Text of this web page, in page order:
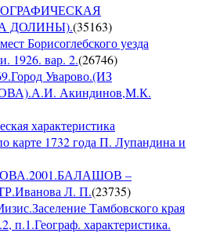
ДОЛИНЫ).(35163)
Борисоглебского уезда
1926. вар. 2.(26746)
Уварово.(ИЗ
Акиндинов,М.К.
характеристика
карте 1732 года П. Лупандина и
–
Л. П.(23735)
Тамбовского края
характеристика.